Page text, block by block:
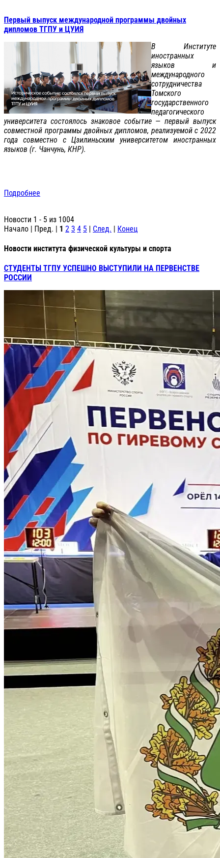
Первый выпуск международной программы двойных
дипломов ТГПУ и ЦУИЯ
В Институте
иностранных
языков и
международного
сотрудничества
Томского
государственного
педагогического
университета состоялось знаковое событие — первый выпуск
совместной программы двойных дипломов, реализуемой с 2022
года совместно с Цзилиньским университетом иностранных
языков (г. Чанчунь, КНР).
Подробнее
Новости 1 - 5 из 1004
Начало | Пред. | 1 2 3 4 5 | След. | Конец
Новости института физической культуры и спорта
СТУДЕНТЫ ТГПУ УСПЕШНО ВЫСТУПИЛИ НА ПЕРВЕНСТВЕ
РОССИИ